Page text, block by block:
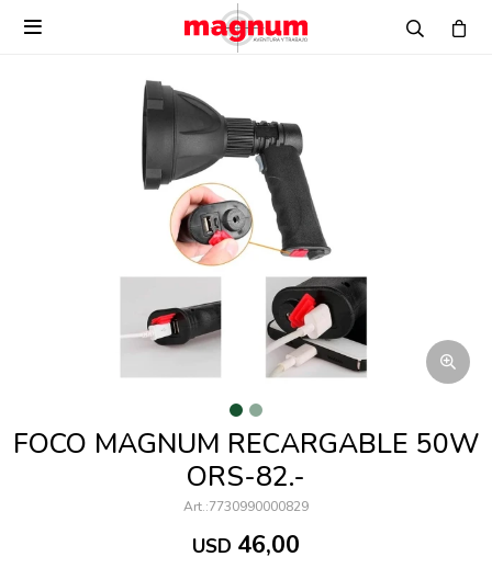

FOCO MAGNUM RECARGABLE 50W
ORS-82.-
7730990000829
USD 46,00